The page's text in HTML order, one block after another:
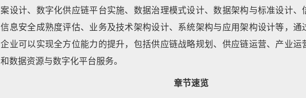
案设计、数字化供应链平台实施、数据治理模式设计、数据架构与标准设计、
信息安全成熟度评估、业务及技术架构设计、系统架构与应用架构设计等，通
企业可以实现全方位能力的提升，包括供应链战略规划、供应链运营、产业运
和数据资源与数字化平台服务。
章节速览